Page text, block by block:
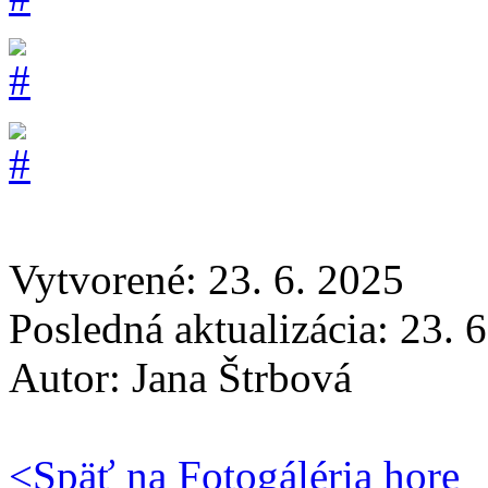
Vytvorené: 23. 6. 2025
Posledná aktualizácia: 23.
Autor: Jana Štrbová
<Späť na Fotogáléria hore